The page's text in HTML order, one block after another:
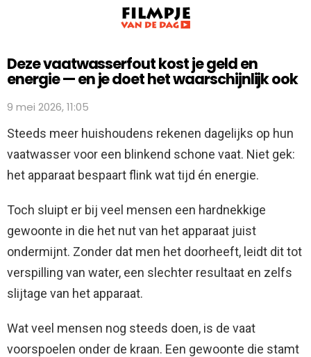
Deze vaatwasserfout kost je geld en
energie — en je doet het waarschijnlijk ook
9 mei 2026, 11:05
Steeds meer huishoudens rekenen dagelijks op hun
vaatwasser voor een blinkend schone vaat. Niet gek:
het apparaat bespaart flink wat tijd én energie.
Toch sluipt er bij veel mensen een hardnekkige
gewoonte in die het nut van het apparaat juist
ondermijnt. Zonder dat men het doorheeft, leidt dit tot
verspilling van water, een slechter resultaat en zelfs
slijtage van het apparaat.
Wat veel mensen nog steeds doen, is de vaat
voorspoelen onder de kraan. Een gewoonte die stamt